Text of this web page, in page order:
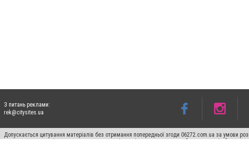
З питань реклами:
rek@citysites.ua
Допускається цитування матеріалів без отримання попередньої згоди 06272.com.ua за умови
пошукових систем гіперпосилання на цитовані статті не нижче другого абзацу в тексті або в